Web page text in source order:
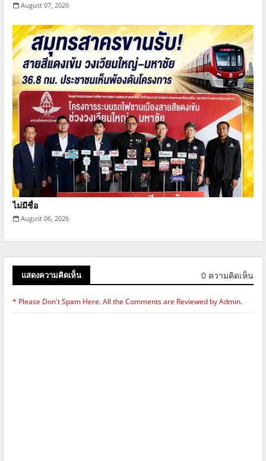
August 07, 2026
ไม่มีชื่อ
August 06, 2026
แสดงความคิดเห็น 0 ความคิดเห็น
* Please Don't Spam Here. All the Comments are Reviewed by Admin.